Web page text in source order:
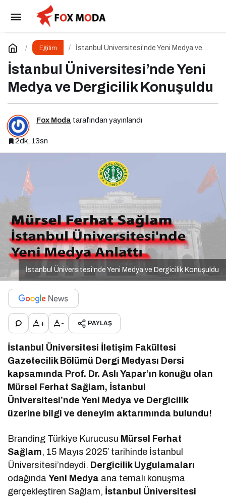
Eğitim
İstanbul Üniversitesi’nde Yeni Medya ve
İstanbul Üniversitesi’nde Yeni
Medya ve Dergicilik Konuşuldu
Fox Moda tarafından yayınlandı
2dk, 13sn
İstanbul Üniversitesi'nde Yeni Medya ve Dergicilik Konuşuldu
+ - PAYLAŞ
İstanbul Üniversitesi İletişim Fakültesi
Gazetecilik Bölümü Dergi Medyası Dersi
kapsamında Prof. Dr. Aslı Yapar’ın konuğu olan
Mürsel Ferhat Sağlam, İstanbul
Üniversitesi’nde Yeni Medya ve Dergicilik
üzerine bilgi ve deneyim aktarımında bulundu!
Branding Türkiye Kurucusu Mürsel Ferhat
Sağlam, 15 Mayıs 2025′ tarihinde İstanbul
Üniversitesi’ndeydi. Dergicilik Uygulamaları
odağındaYeni Medya ana temalı konuşma
gerçekleştiren Sağlam, İstanbul Üniversitesi
Dijital Medya Okuryazarlığı Dersinde Dijital
Markalaşma Konuşuldu
Yorum Yap